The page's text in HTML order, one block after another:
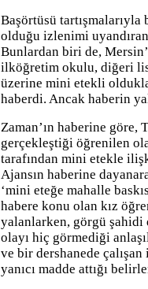
Başörtüsü
olduğu izlenimi
Bunlardan biri de,
ilköğretim okulu, diğeri
üzerine mini etekli
haberdi. Ancak haberin
Zaman’ın haberine göre,
gerçekleştiği öğrenilen
tarafından mini etekle
Ajansın haberine
‘mini eteğe mahalle
habere konu olan kız
yalanlarken, görgü şahidi
olayı hiç görmediği
ve bir dershanede
yanıcı madde attığı